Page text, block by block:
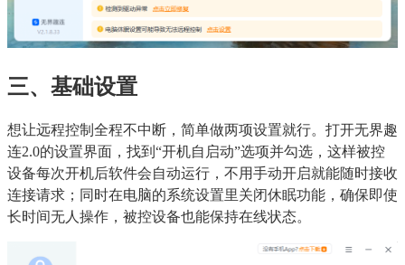
三、基础设置
想让远程控制全程不中断，简单做两项设置就行。打开无界趣
连2.0的设置界面，找到“开机自启动”选项并勾选，这样被控
设备每次开机后软件会自动运行，不用手动开启就能随时接收
连接请求；同时在电脑的系统设置里关闭休眠功能，确保即使
长时间无人操作，被控设备也能保持在线状态。